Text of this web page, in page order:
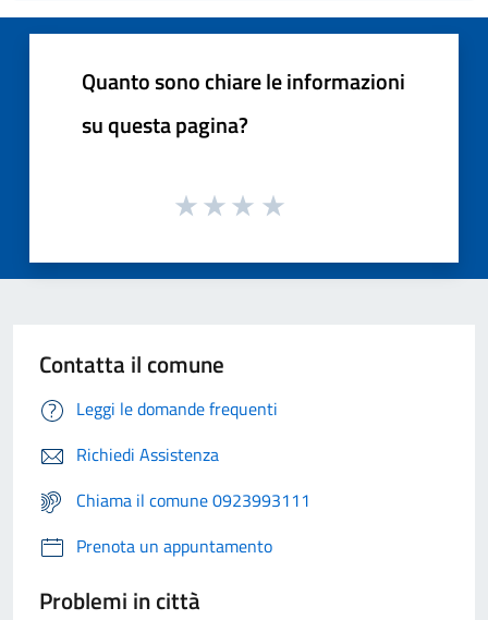
Quanto sono chiare le informazioni
su questa pagina?
Contatta il comune
Leggi le domande frequenti
Richiedi Assistenza
Chiama il comune 0923993111
Prenota un appuntamento
Problemi in città